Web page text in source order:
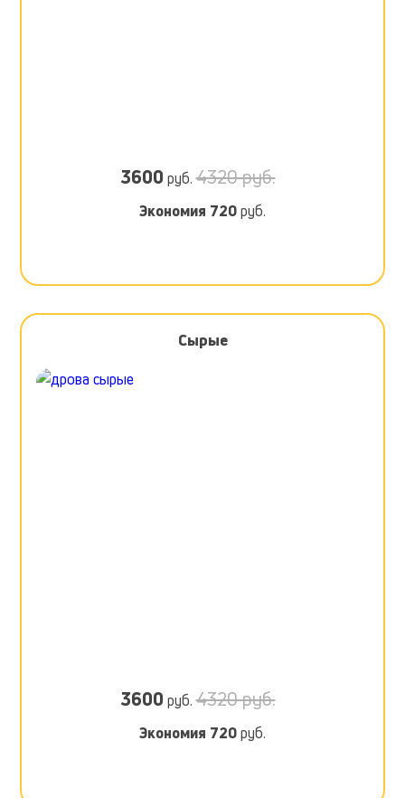
3600 руб.4320 руб.
Экономия 720руб.
Сырые
3600 руб.4320 руб.
Экономия 720руб.